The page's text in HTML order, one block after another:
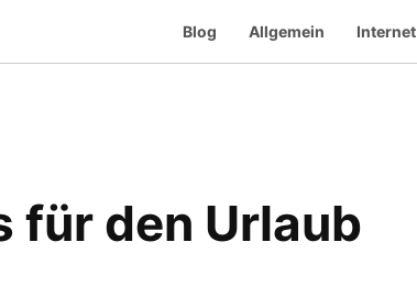
Blog Allgemein Internet
für den Urlaub